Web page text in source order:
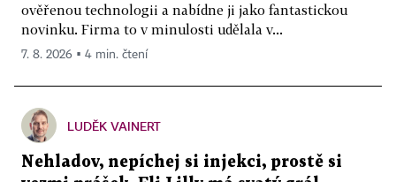
ověřenou technologii a nabídne ji jako fantastickou
novinku. Firma to v minulosti udělala v...
7. 8. 2026 ▪ 4 min. čtení
LUDĚK VAINERT
Nehladov, nepíchej si injekci, prostě si